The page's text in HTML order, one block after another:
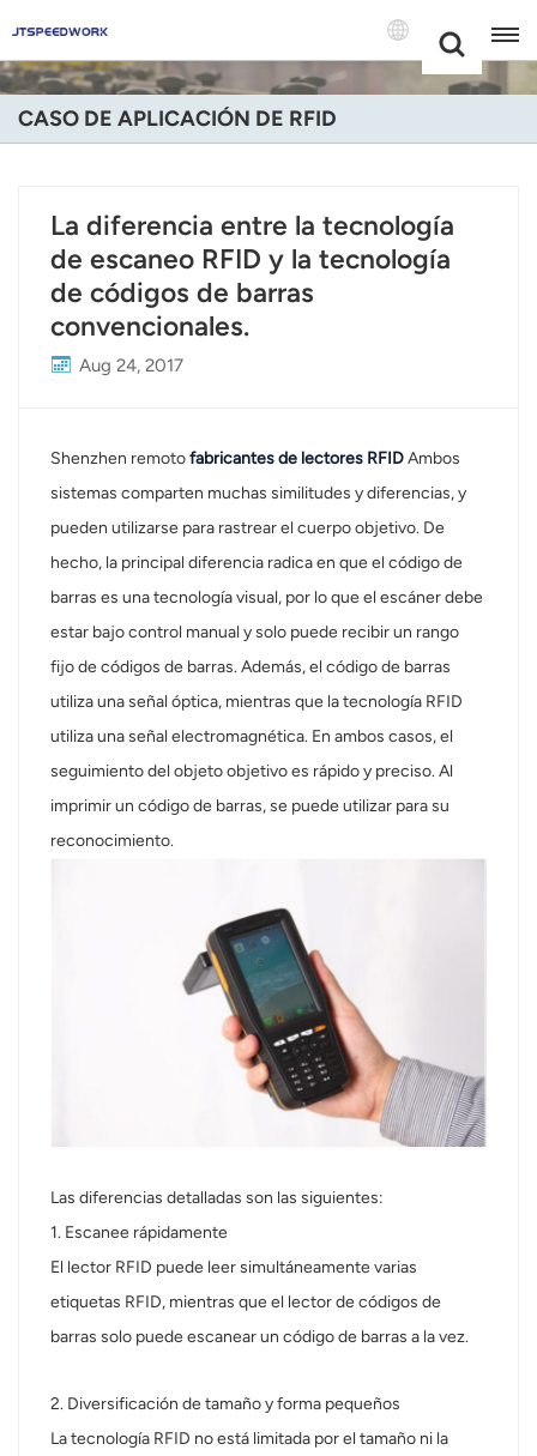
+86 -18681515767
English
Deutsch
Русский
Português
Nederland
日语
Türk
แบบไทย
Tiếng Việt
Indonesia
norsk
CASO DE APLICACIÓN DE RFID
La diferencia entre la tecnología
de escaneo RFID y la tecnología
de códigos de barras
convencionales.
Aug 24, 2017
Shenzhen remotofabricantes de lectores RFIDAmbos
sistemas comparten muchas similitudes y diferencias, y
pueden utilizarse para rastrear el cuerpo objetivo. De
hecho, la principal diferencia radica en que el código de
barras es una tecnología visual, por lo que el escáner debe
estar bajo control manual y solo puede recibir un rango
fijo de códigos de barras. Además, el código de barras
utiliza una señal óptica, mientras que la tecnología RFID
utiliza una señal electromagnética. En ambos casos, el
seguimiento del objeto objetivo es rápido y preciso. Al
imprimir un código de barras, se puede utilizar para su
reconocimiento.
Las diferencias detalladas son las siguientes:
1. Escanee rápidamente
El lector RFID puede leer simultáneamente varias
etiquetas RFID, mientras que el lector de códigos de
barras solo puede escanear un código de barras a la vez.
2. Diversificación de tamaño y forma pequeños
La tecnología RFID no está limitada por el tamaño ni la